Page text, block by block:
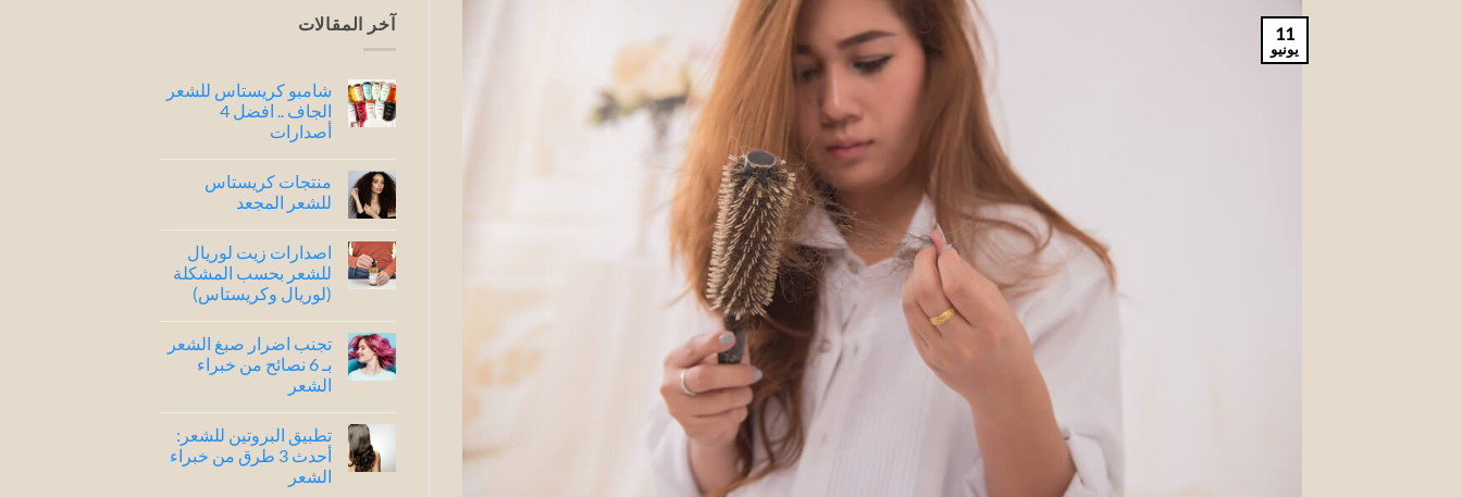
11
يونيو
آخر المقالات
شامبو كريستاس للشعر
الجاف .. افضل 4
أصدارات
تعليقات
على
شامبو
الجاف
..
افضل
4
أصدارات
منتجات كريستاس
للشعر المجعد
تعليقات
على
منتجات
كريستاس
للشعر
المجعد
اصدارات زيت لوريال
للشعر بحسب المشكلة
(لوريال وكريستاس)
تعليقات
على
اصدارات
زيت
للشعر
بحسب
المشكلة
(لوريال
وكريستاس)
تجنب اضرار صبغ الشعر
بـ 6 نصائح من خبراء
الشعر
تعليقات
على
تجنب
اضرار
تطبيق البروتين للشعر:
أحدث 3 طرق من خبراء
الشعر